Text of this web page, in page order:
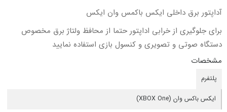
آداپتور برق داخلی ایکس باکمس وان ایکس
برای جلوگیری از خرابی اداپتور حتما از محافظ ولتاژ برق مخصوص
دستگاه صوتی و تصویری و کنسول بازی استفاده نمایید
مشخصات
پلتفرم
ایکس باکس وان (XBOX One)